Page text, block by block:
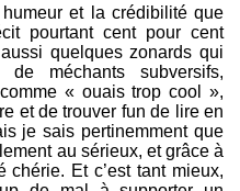
et la crédibilité que
pourtant cent pour cent
quelques zonards qui
méchants subversifs,
« ouais trop cool »,
et de trouver fun de lire en
je sais pertinemment que
au sérieux, et grâce à
Et c’est tant mieux,